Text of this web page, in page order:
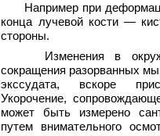
Например при
конца лучевой кости —
стороны.
Изменения в
сокращения разорванных
экссудата, вскоре
Укорочение,
может быть измерено
путем внимательного